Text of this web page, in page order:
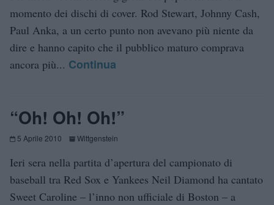
momento dei dischi di cover. Rod Stewart, Johnny Cash,
Paul Anka, a un certo punto non avevano più niente da
dire e hanno capito che il pubblico maturo comprava
ancora più... Continua
“Oh! Oh! Oh!”
5 Aprile 2010 Wittgenstein
Ieri sera nella partita d’apertura del campionato di
baseball tra Red Sox e Yankees Neil Diamond ha cantato
Sweet Caroline – l’inno non ufficiale di Boston – a